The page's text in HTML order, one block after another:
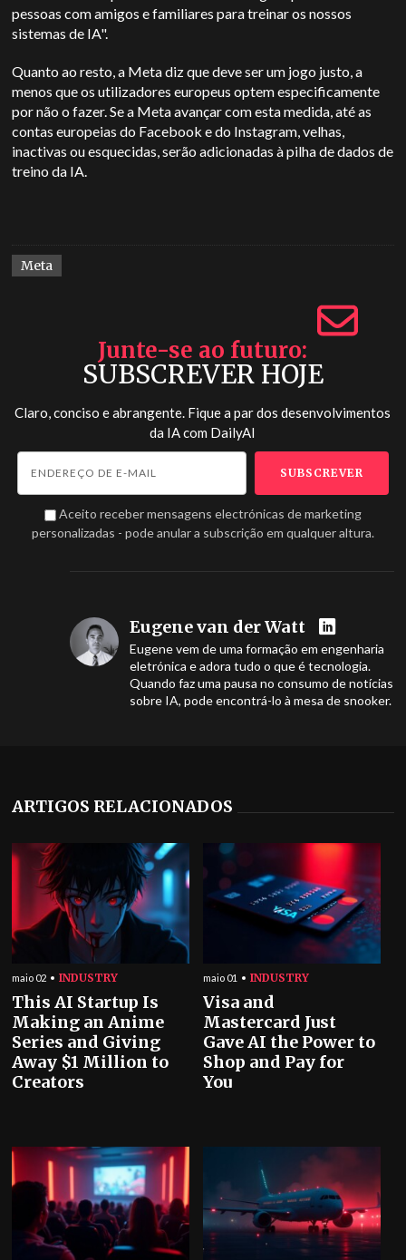
pessoas com amigos e familiares para treinar os nossos
sistemas de IA".
Quanto ao resto, a Meta diz que deve ser um jogo justo, a
menos que os utilizadores europeus optem especificamente
por não o fazer. Se a Meta avançar com esta medida, até as
contas europeias do Facebook e do Instagram, velhas,
inactivas ou esquecidas, serão adicionadas à pilha de dados de
treino da IA.
Meta
Junte-se ao futuro
SUBSCREVER HOJE
Claro, conciso e abrangente. Fique a par dos desenvolvimentos
da IA com DailyAI
Aceito receber mensagens electrónicas de marketing
personalizadas - pode anular a subscrição em qualquer altura.
Eugene van der Watt
Eugene vem de uma formação em engenharia
eletrónica e adora tudo o que é tecnologia.
Quando faz uma pausa no consumo de notícias
sobre IA, pode encontrá-lo à mesa de snooker.
ARTIGOS RELACIONADOS
maio 02 INDUSTRY
This AI Startup Is
Making an Anime
Series and Giving
Away $1 Million to
Creators
maio 01 INDUSTRY
Visa and
Mastercard Just
Gave AI the Power to
Shop and Pay for
You